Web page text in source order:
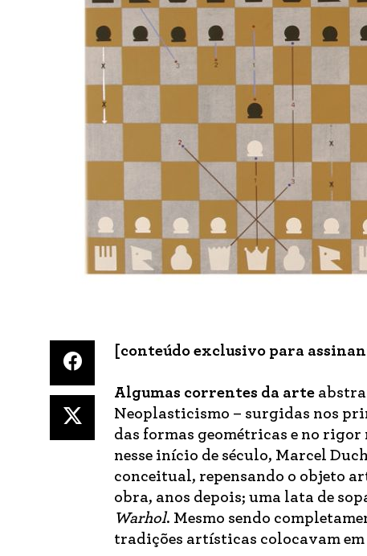
[conteúdo exclusivo para
Algumas correntes da arte
Neoplasticismo – surgidas nos
das formas geométricas e no
nesse início de século, Marcel
conceitual, repensando o objeto
obra, anos depois; uma lata de
Warhol. Mesmo sendo
tradições artísticas colocavam